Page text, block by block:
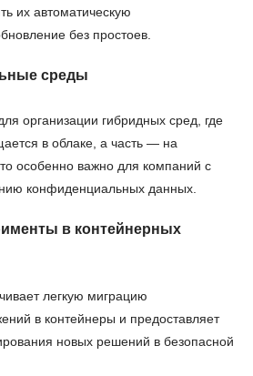
их автоматическую
без простоев.
среды
организации гибридных сред, где
в облаке, а часть — на
особенно важно для компаний с
конфиденциальных данных.
в контейнерных
легкую миграцию
в контейнеры и предоставляет
новых решений в безопасной